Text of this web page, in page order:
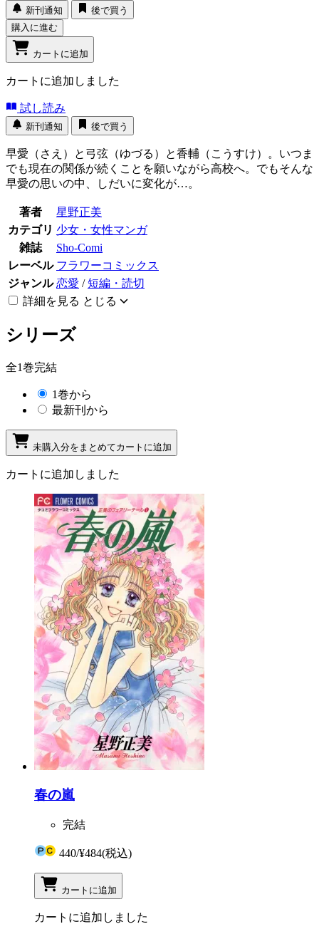
新刊通知
後で買う
購入に進む
カートに追加
カートに追加しました
試し読み
新刊通知 後で買う
早愛（さえ）と弓弦（ゆづる）と香輔（こうすけ）。いつま
でも現在の関係が続くことを願いながら高校へ。でもそんな
早愛の思いの中、しだいに変化が…。
著者
星野正美
カテゴリ 少女・女性マンガ
雑誌
Sho-Comi
レーベル フラワーコミックス
ジャンル 恋愛 /短編・読切
詳細を見る とじる
シリーズ
全1巻完結
1巻から
最新刊から
未購入分をまとめてカートに追加
カートに追加しました
春の嵐
完結
440/¥484(税込)
カートに追加
カートに追加しました